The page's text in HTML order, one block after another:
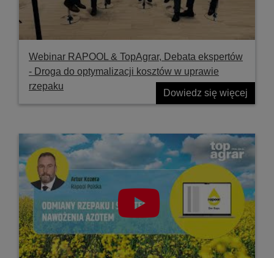
Webinar RAPOOL & TopAgrar, Debata ekspertów
- Droga do optymalizacji kosztów w uprawie
rzepaku
Dowiedz się więcej